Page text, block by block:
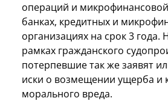
операций и
банках, кредитных и
организациях на срок 3 года.
рамках гражданского
потерпевшие так же заявят
иски о возмещении ущерба и
морального вреда.